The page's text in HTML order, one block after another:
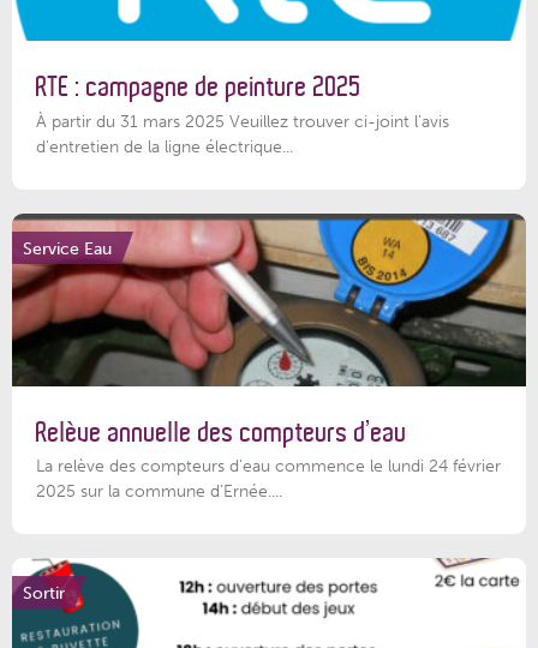
RTE : campagne de peinture 2025
À partir du 31 mars 2025 Veuillez trouver ci-joint l'avis
d'entretien de la ligne électrique...
Service Eau
Relève annuelle des compteurs d’eau
La relève des compteurs d'eau commence le lundi 24 février
2025 sur la commune d’Ernée....
Sortir